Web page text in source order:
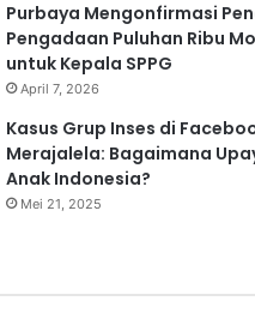
Purbaya Mengonfirmasi
Pengadaan Puluhan Ribu
untuk Kepala SPPG
April 7, 2026
Kasus Grup Inses di
Merajalela: Bagaimana
Anak Indonesia?
Mei 21, 2025